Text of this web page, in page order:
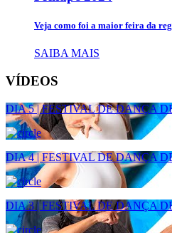
Veja como foi a maior feira da
SAIBA MAIS
VÍDEOS
DIA 5 | FESTIVAL DE DANÇA
DIA 4 | FESTIVAL DE DANÇA
DIA 3 | FESTIVAL DE DANÇA